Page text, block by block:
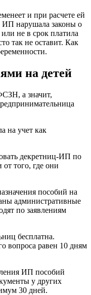
и при расчете ей
ИП нарушала законы о
не в срок платила
так не оставит. Как
на детей
а значит,
на учет как
декретниц-ИП по
того, где они
пособий на
административные
по заявлениям
бесплатна.
вопроса равен 10 дням
ИП пособий
у других
30 дней.